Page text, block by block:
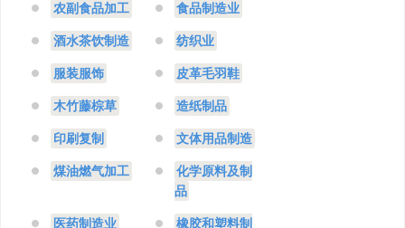
农副食品加工 食品制造业
酒水茶饮制造 纺织业
服装服饰 皮革毛羽鞋
木竹藤棕草 造纸制品
印刷复制 文体用品制造
煤油燃气加工
化学原料及制
品
医药制造业 橡胶和塑料制